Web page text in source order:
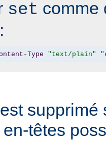
set comme
-Type "text/plain"
supprimé
têtes